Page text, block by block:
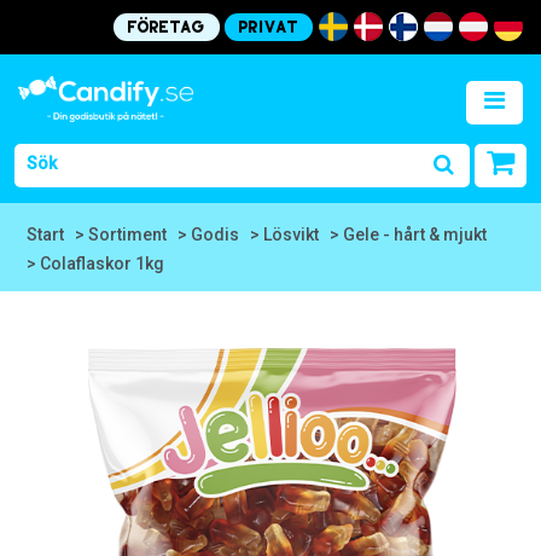
Företag Privat
Start > Sortiment > Godis > Lösvikt
> Gele - hårt & mjukt
> Colaflaskor 1kg